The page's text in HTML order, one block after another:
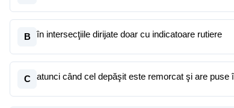
B în intersecţiile dirijate doar cu indicatoare rutiere
C atunci când cel depăşit este remorcat şi are puse